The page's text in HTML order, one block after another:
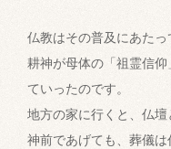
仏教はその普及にあた
耕神が母体の「祖霊信
ていったのです。
地方の家に行くと、仏
神前であげても、葬儀